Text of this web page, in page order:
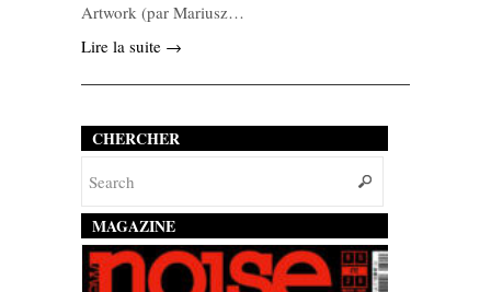
Artwork (par Mariusz…
Lire la suite →
CHERCHER
MAGAZINE